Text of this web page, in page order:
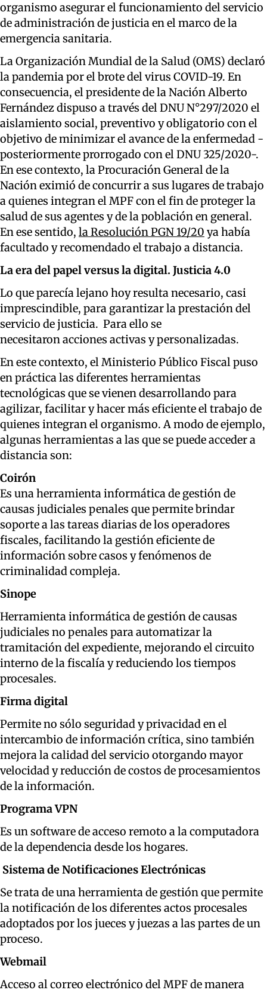
organismo asegurar el funcionamiento del servicio
de administración de justicia en el marco de la
emergencia sanitaria.
La Organización Mundial de la Salud (OMS) declaró
la pandemia por el brote del virus COVID-19. En
consecuencia, el presidente de la Nación Alberto
Fernández dispuso a través del DNU N°297/2020 el
aislamiento social, preventivo y obligatorio con el
objetivo de minimizar el avance de la enfermedad -
posteriormente prorrogado con el DNU 325/2020-.
En ese contexto, la Procuración General de la
Nación eximió de concurrir a sus lugares de trabajo
a quienes integran el MPF con el fin de proteger la
salud de sus agentes y de la población en general.
En ese sentido, la Resolución PGN 19/20 ya había
facultado y recomendado el trabajo a distancia.
La era del papel versus la digital. Justicia 4.0
Lo que parecía lejano hoy resulta necesario, casi
imprescindible, para garantizar la prestación del
servicio de justicia. Para ello se
necesitaron acciones activas y personalizadas.
En este contexto, el Ministerio Público Fiscal puso
en práctica las diferentes herramientas
tecnológicas que se vienen desarrollando para
agilizar, facilitar y hacer más eficiente el trabajo de
quienes integran el organismo. A modo de ejemplo,
algunas herramientas a las que se puede acceder a
distancia son:
Coirón
Es una herramienta informática de gestión de
causas judiciales penales que permite brindar
soporte a las tareas diarias de los operadores
fiscales, facilitando la gestión eficiente de
información sobre casos y fenómenos de
criminalidad compleja.
Sinope
Herramienta informática de gestión de causas
judiciales no penales para automatizar la
tramitación del expediente, mejorando el circuito
interno de la fiscalía y reduciendo los tiempos
procesales.
Firma digital
Permite no sólo seguridad y privacidad en el
intercambio de información crítica, sino también
mejora la calidad del servicio otorgando mayor
velocidad y reducción de costos de procesamientos
de la información.
Programa VPN
Es un software de acceso remoto a la computadora
de la dependencia desde los hogares.
Sistema de Notificaciones Electrónicas
Se trata de una herramienta de gestión que permite
la notificación de los diferentes actos procesales
adoptados por los jueces y juezas a las partes de un
proceso.
Webmail
Acceso al correo electrónico del MPF de manera